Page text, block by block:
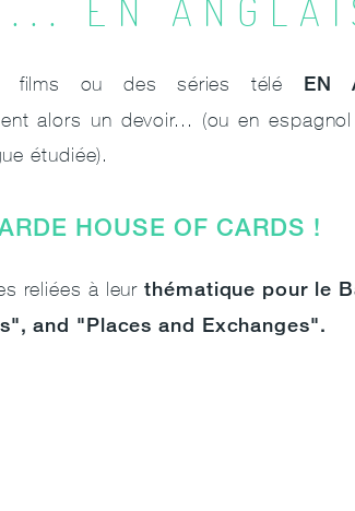
EN
films ou des séries télé EN
alors un devoir... (ou en
étudiée).
HOUSE OF CARDS !
reliées à leurthématique pour le
and "Places and Exchanges".